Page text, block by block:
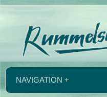
NAVIGATION +